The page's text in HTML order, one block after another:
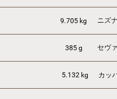
9.705 kg ニズ
385 g セヴ
5.132 kg カッ